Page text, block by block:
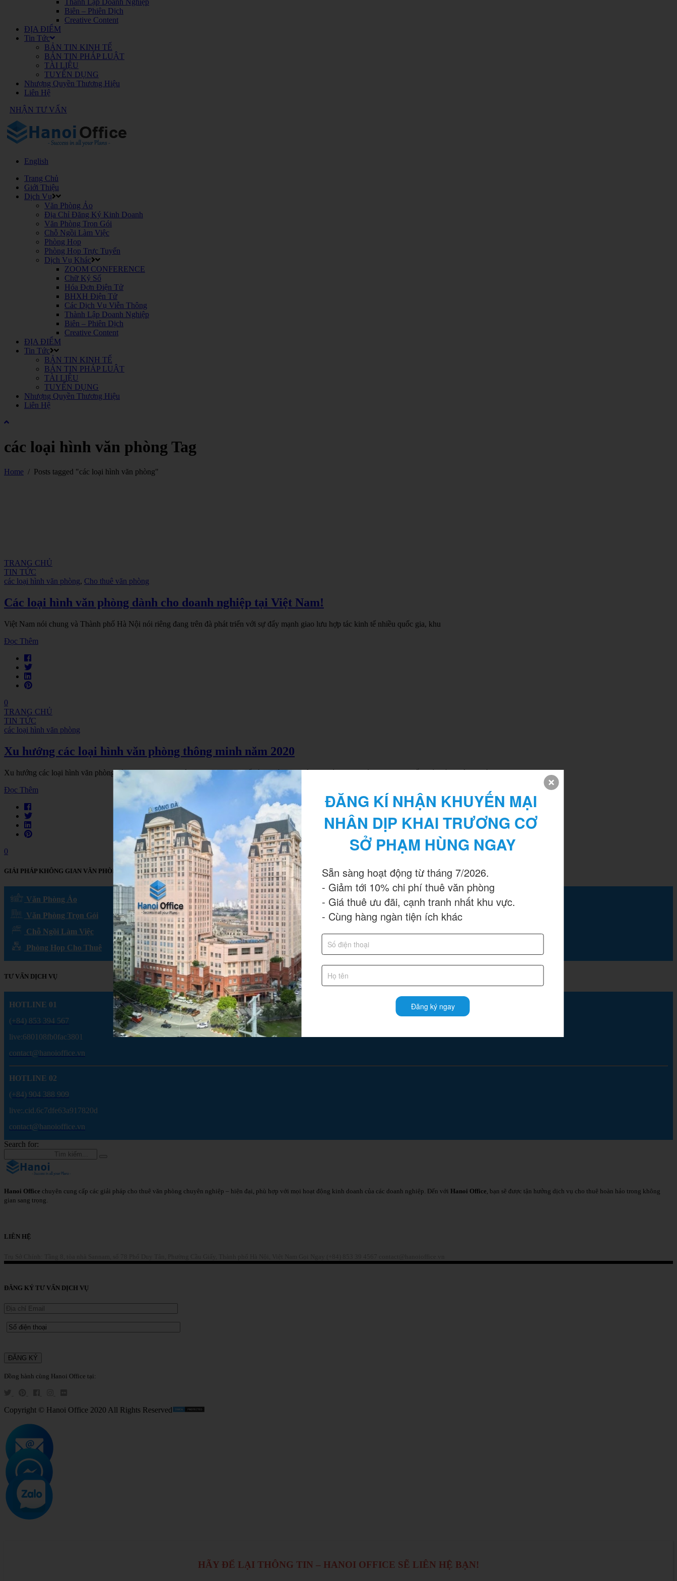
Thành Lập Doanh Nghiệp
Biên – Phiên Dịch
Creative Content
ĐỊA ĐIỂM
Tin Tức
BẢN TIN KINH TẾ
BẢN TIN PHÁP LUẬT
TÀI LIỆU
TUYỂN DỤNG
Nhượng Quyền Thương Hiệu
Liên Hệ
NHẬN TƯ VẤN
English
Trang Chủ
Giới Thiệu
Dịch Vụ
Văn Phòng Ảo
Địa Chỉ Đăng Ký Kinh Doanh
Văn Phòng Trọn Gói
Chỗ Ngồi Làm Việc
Phòng Họp
Phòng Họp Trực Tuyến
Dịch Vụ Khác
ZOOM CONFERENCE
Chữ Ký Số
Hóa Đơn Điện Tử
BHXH Điện Tử
Các Dịch Vụ Viễn Thông
Thành Lập Doanh Nghiệp
Biên – Phiên Dịch
Creative Content
ĐỊA ĐIỂM
Tin Tức
BẢN TIN KINH TẾ
BẢN TIN PHÁP LUẬT
TÀI LIỆU
TUYỂN DỤNG
Nhượng Quyền Thương Hiệu
Liên Hệ
các loại hình văn phòng Tag
Home / Posts tagged "các loại hình văn phòng"
TRANG CHỦ
TIN TỨC
các loại hình văn phòng, Cho thuê văn phòng
Các loại hình văn phòng dành cho doanh nghiệp tại Việt Nam!
Việt Nam nói chung và Thành phố Hà Nội nói riêng đang trên đà phát triển với sự đẩy mạnh giao lưu hợp tác kinh tế nhiều quốc gia, khu
Đọc Thêm
0
TRANG CHỦ
TIN TỨC
các loại hình văn phòng
Xu hướng các loại hình văn phòng thông minh năm 2020
Xu hướng các loại hình văn phòng dành cho doanh nghiệp năm 2018 như thế nào? Có bao nhiêu loại hình văn phòng? Những kiến thức này không quá quan
Đọc Thêm
0
GIẢI PHÁP KHÔNG GIAN VĂN PHÒNG
Văn Phòng Ảo
Văn Phòng Trọn Gói
Chỗ Ngồi Làm Việc
Phòng Họp Cho Thuê
TƯ VẤN DỊCH VỤ
HOTLINE 01
(+84) 853 394 567
live:680108fb0fac3801
contact@hanoioffice.vn
HOTLINE 02
(+84) 904 388 909
live:.cid.6c7dfe63a917820d
contact@hanoioffice.vn
Search for:
Hanoi Office chuyên cung cấp các giải pháp cho thuê văn phòng chuyên nghiệp – hiện đại, phù hợp với mọi hoạt động kinh doanh của các doanh nghiệp. Đến với Hanoi Office , bạn sẽ được tận hưởng dịch vụ cho thuê hoàn hảo trong không
gian sang trọng.
LIÊN HỆ
ĐĂNG KÝ TƯ VẤN DỊCH VỤ
Đồng hành cùng Hanoi Office tại:
Copyright © Hanoi Office 2020 All Rights Reserved
HÃY ĐỂ LẠI THÔNG TIN – HANOI OFFICE SẼ LIÊN HỆ BẠN!
ĐĂNG KÍ NHẬN KHUYẾN MẠI
NHÂN DỊP KHAI TRƯƠNG CƠ
SỞ PHẠM HÙNG NGAY
Sẵn sàng hoạt động từ tháng 7/2026.
- Giảm tới 10% chi phí thuê văn phòng
- Giá thuê ưu đãi, cạnh tranh nhất khu vực.
- Cùng hàng ngàn tiện ích khác
Đăng ký ngay